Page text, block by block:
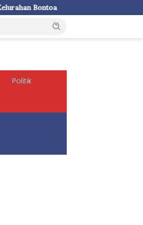
LDII Sulsel dan SPN Batua Polda Sulsel
Politik